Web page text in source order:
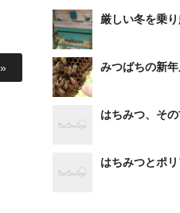
厳しい冬を乗
みつばちの新
はちみつ、そ
はちみつとポ